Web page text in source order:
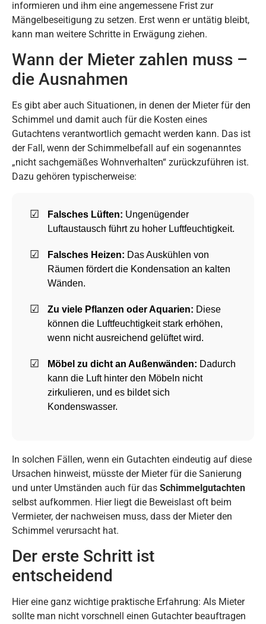
informieren und ihm eine angemessene Frist zur
Mängelbeseitigung zu setzen. Erst wenn er untätig bleibt,
kann man weitere Schritte in Erwägung ziehen.
Wann der Mieter zahlen muss –
die Ausnahmen
Es gibt aber auch Situationen, in denen der Mieter für den
Schimmel und damit auch für die Kosten eines
Gutachtens verantwortlich gemacht werden kann. Das ist
der Fall, wenn der Schimmelbefall auf ein sogenanntes
„nicht sachgemäßes Wohnverhalten“ zurückzuführen ist.
Dazu gehören typischerweise:
Falsches Lüften: Ungenügender
Luftaustausch führt zu hoher Luftfeuchtigkeit.
Falsches Heizen: Das Auskühlen von
Räumen fördert die Kondensation an kalten
Wänden.
Zu viele Pflanzen oder Aquarien: Diese
können die Luftfeuchtigkeit stark erhöhen,
wenn nicht ausreichend gelüftet wird.
Möbel zu dicht an Außenwänden: Dadurch
kann die Luft hinter den Möbeln nicht
zirkulieren, und es bildet sich
Kondenswasser.
In solchen Fällen, wenn ein Gutachten eindeutig auf diese
Ursachen hinweist, müsste der Mieter für die Sanierung
und unter Umständen auch für das Schimmelgutachten
selbst aufkommen. Hier liegt die Beweislast oft beim
Vermieter, der nachweisen muss, dass der Mieter den
Schimmel verursacht hat.
Der erste Schritt ist
entscheidend
Hier eine ganz wichtige praktische Erfahrung: Als Mieter
sollte man nicht vorschnell einen Gutachter beauftragen